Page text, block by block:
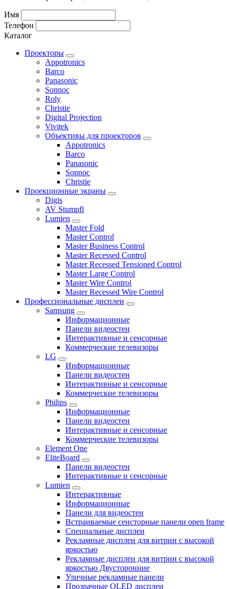
Имя
Телефон
Каталог
Проекторы
Appotronics
Barco
Panasonic
Sonnoc
Roly
Christie
Digital Projection
Vivitek
Объективы для проекторов
Appotronics
Barco
Panasonic
Sonnoc
Сhristie
Проекционные экраны
Digis
AV Stumpfl
Lumien
Master Fold
Master Control
Master Business Control
Master Recessed Control
Master Recessed Tensioned Control
Master Large Control
Master Wire Control
Master Recessed Wire Control
Профессиональные дисплеи
Samsung
Информационные
Панели видеостен
Интерактивные и сенсорные
Коммерческие телевизоры
LG
Информационные
Панели видеостен
Интерактивные и сенсорные
Коммерческие телевизоры
Philips
Информационные
Панели видеостен
Интерактивные и сенсорные
Коммерческие телевизоры
Element One
EliteBoard
Панели видеостен
Интерактивные и сенсорные
Lumien
Интерактивные
Информационные
Панели для видеостен
Встраиваемые сенсторные панели open frame
Специальные дисплеи
Рекламные дисплеи для витрин с высокой
яркостью
Рекламные дисплеи для витрин с высокой
яркостью Двусторонние
Уличные рекламные панели
Прозрачные OLED дисплеи